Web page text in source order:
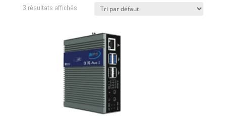
3 résultats affichés